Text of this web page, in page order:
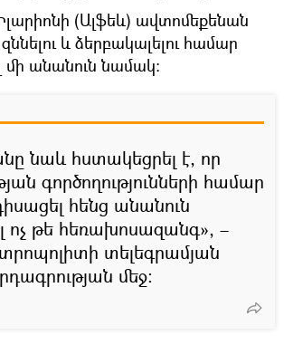
(Ալֆեև) ավտոմեքենան
և ձերբակալելու համար
մի անանուն նամակ:
նաև հստակեցրել է, որ
գործողությունների համար
հենց անանուն
ոչ թե հեռախոսազանգ», –
տելեգրամյան
մեջ: